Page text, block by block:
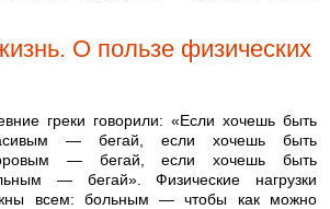
О пользе физических
греки говорили: «Если хочешь быть
— бегай, если хочешь быть
— бегай, если хочешь быть
— бегай». Физические нагрузки
всем: больным — чтобы как можно